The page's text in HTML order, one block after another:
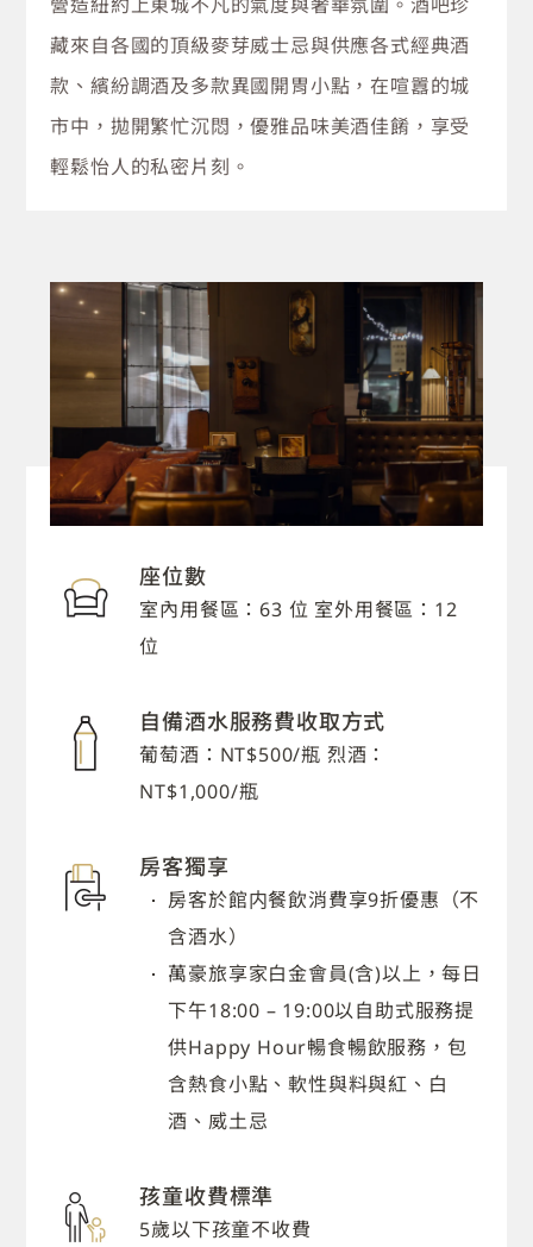
藏來自各國的頂級麥芽威士忌與供應各式經典酒
款、繽紛調酒及多款異國開胃小點，在喧囂的城
市中，拋開繁忙沉悶，優雅品味美酒佳餚，享受
輕鬆怡人的私密片刻。
座位數
室內用餐區：63 位 室外用餐區：12
位
自備酒水服務費收取方式
葡萄酒：NT$500/瓶 烈酒：
NT$1,000/瓶
房客獨享
房客於館内餐飲消費享9折優惠（不
含酒水）
萬豪旅享家白金會員(含)以上，每日
下午18:00 – 19:00以自助式服務提
供Happy Hour暢食暢飲服務，包
含熱食小點、軟性與料與紅、白
酒、威土忌
孩童收費標準
5歲以下孩童不收費